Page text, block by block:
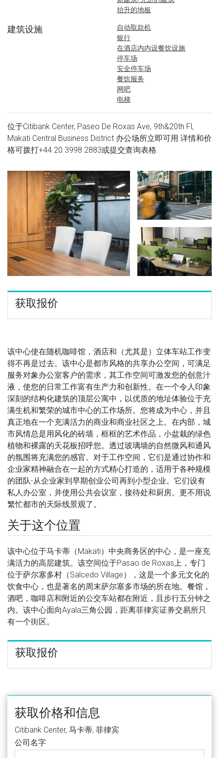
抬升的地板
建筑设施
自动取款机
银行
在酒店内内设餐饮设施
停车场
安全停车场
餐饮服务
网吧
电梯
位于Citibank Center, Paseo De Roxas Ave, 9th&20th Fl,
Makati Central Business District 办公场所立即可用.详情和价
格可拨打+44 20 3998 2883或提交查询表格.
获取报价
该中心使在随机咖啡馆，酒店和（尤其是）立体车站工作变
得不再是过去。该中心是都市风格的共享办公空间，可满足
服务对象办公室客户的需求，其工作空间可激发您的创意汁
液，使您的日常工作富有生产力和创新性。在一个令人印象
深刻的结构化建筑的顶层公寓中，以优质的地址体验位于充
满生机和繁荣的城市中心的工作场所。您将成为中心，并且
真正地在一个充满活力的商业和商业社区之上。在内部，城
市风情总是用风化的砖墙，框框的艺术作品，小盆栽的绿色
植物和裸露的天花板招呼您。透过玻璃墙的自然微风和通风
的氛围将充满您的感官。对于工作空间，它们是通过协作和
企业家精神融合在一起的方式精心打造的，适用于各种规模
的团队-从企业家到早期创业公司再到小型企业。它们设有
私人办公室，并使用公共会议室，接待处和厨房。更不用说
繁忙都市的天际线景观了。
关于这个位置
该中心位于马卡蒂（Makati）中央商务区的中心，是一座充
满活力的高层建筑。该空间位于Pasao de Roxas上，专门
位于萨尔塞多村（Salcedo Village），这是一个多元文化的
饮食中心，也是著名的周末萨尔塞多市场的所在地。餐馆，
酒吧，咖啡店和附近的公交车站都在附近，且步行五分钟之
内。该中心面向Ayala三角公园，距离菲律宾证券交易所只
有一个街区。
获取报价
获取价格和信息
Citibank Center, 马卡蒂, 菲律宾
公司名字